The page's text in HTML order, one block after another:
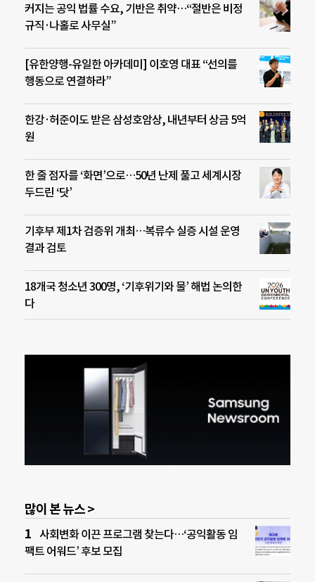
커지는 공익 법률 수요, 기반은 취약…“절반은 비정
규직·나홀로 사무실”
[유한양행-유일한 아카데미] 이호영 대표 “선의를
행동으로 연결하라”
한강·허준이도 받은 삼성호암상, 내년부터 상금 5억
원
한 줄 점자를 ‘화면’으로…50년 난제 풀고 세계시장
두드린 ‘닷’
기후부 제1차 검증위 개최…복류수 실증 시설 운영
결과 검토
18개국 청소년 300명, ‘기후위기와 물’ 해법 논의한
다
많이 본 뉴스 >
사회변화 이끈 프로그램 찾는다…‘공익활동 임
팩트 어워드’ 후보 모집